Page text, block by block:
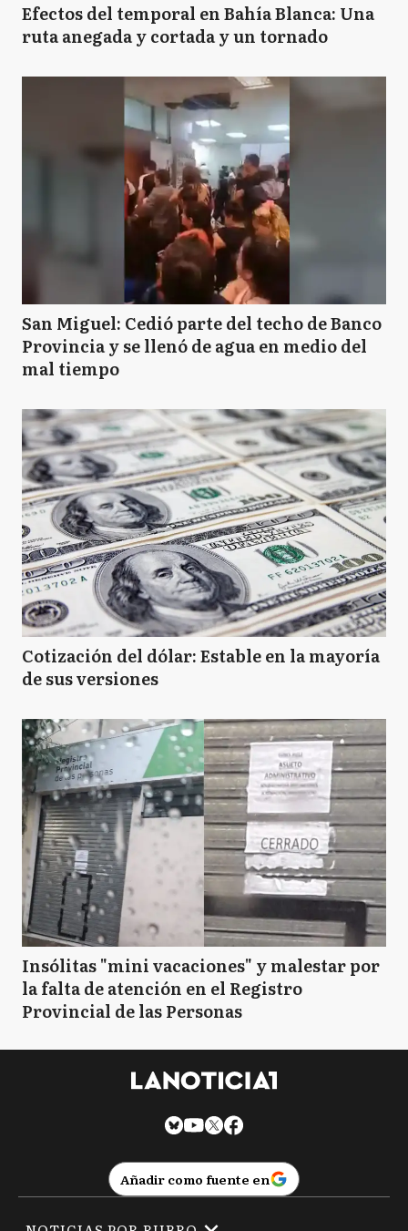
Efectos del temporal en Bahía Blanca: Una
ruta anegada y cortada y un tornado
San Miguel: Cedió parte del techo de Banco
Provincia y se llenó de agua en medio del
mal tiempo
Cotización del dólar: Estable en la mayoría
de sus versiones
Insólitas "mini vacaciones" y malestar por
la falta de atención en el Registro
Provincial de las Personas
Añadir como fuente en